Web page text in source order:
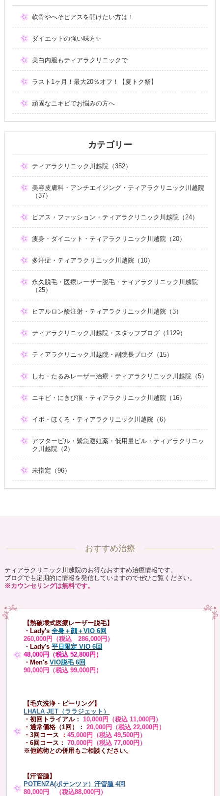
軟骨やへそピアスを開けたい方は！
ダイエットの強い味方✨
美白内服もティアラクリニックで
ラスト1ヶ月！最大20％オフ！【夏トク祭】
頑固なニキビでお悩みの方へ
カテゴリー
ティアラクリニック川越院（352）
美容皮膚科・アンチエイジング・ティアラクリニック川越院
（37）
ピアス・ファッション・ティアラクリニック川越院（24）
痩身・ダイエット・ティアラクリニック川越院（20）
多汗症・ティアラクリニック川越院（10）
永久脱毛・医療レーザー脱毛・ティアラクリニック川越院
（25）
ヒアルロン酸注射・ティアラクリニック川越院（3）
ティアラクリニック川越院・スタッフブログ（1129）
ティアラクリニック川越院・副院長ブログ（15）
しわ・たるみレーザー治療・ティアラクリニック川越院（5）
ニキビ・にきび痕・ティアラクリニック川越院（16）
イボ・ほくろ・ティアラクリニック川越院（6）
アフターピル・緊急避妊薬・低用量ピル・ティアラクリニッ
ク川越院（2）
未指定（96）
おすすめ治療
ティアラクリニック川越院のお得なおすすめ治療情報です。
ブログでも定期的に情報を発信していますのでぜひご覧ください。
※カウンセリングは無料です。
【熱破壊式医療レーザー脱毛】
・Lady's 全身＋顔＋VIO 6回
260,000円（税込 286,000円）
・Lady's平日限定 VIO 6回
48,000円（税込 52,800円）
・Men's VIO脱毛 6回
90,000円（税込 99,000円）
【毛穴洗浄・ピーリング】
LHALA JET（ララジェット）
・初回トライアル： 10,000円（税込 11,000円）
・通常価格（1回）：
20,000円（税込 22,000円）
・3回コース ：45,000円（税込 49,500円）
・6回コース：
70,000円（税込 77,000円）
※他施術との併用もご相談ください。
【汗管腫】
POTENZA(ポテンツァ）汗管腫 4回
80,000円 （税込88,000円）